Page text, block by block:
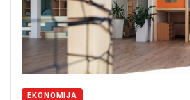
EKONOMIJA